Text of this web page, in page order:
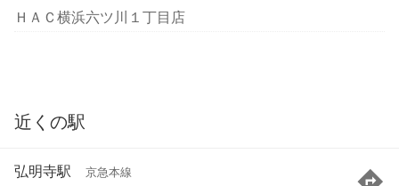
ＨＡＣ横浜六ツ川１丁目店
近くの駅
弘明寺駅 京急本線